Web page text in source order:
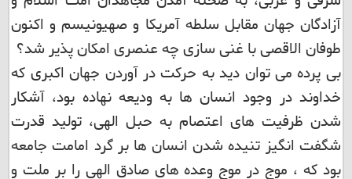
آزادگان جهان مقابل سلطه آمریکا و صهیونیسم و اکنون
طوفان الاقصی با غنی سازی چه عنصری امکان پذیر شد؟
بی پرده می توان دید به حرکت در آوردن جهان اکبری که
خداوند در وجود انسان ها به ودیعه نهاده بود، آشکار
شدن ظرفیت های اعتصام به حبل الهی، تولید قدرت
شگفت انگیز تنیده شدن انسان ها بر گرد امامت جامعه
بود که ، موج در موج وعده های صادق الهی را بر ملت و